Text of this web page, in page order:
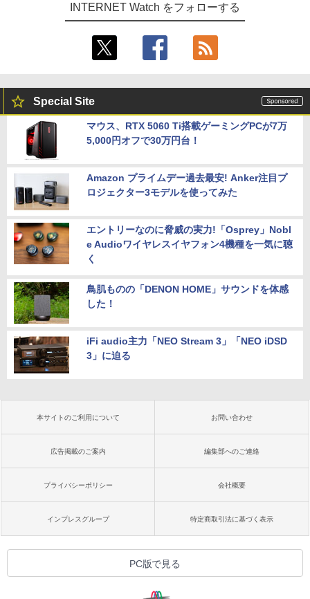
INTERNET Watch をフォローする
Special Site
マウス、RTX 5060 Ti搭載ゲーミングPCが7万
5,000円オフで30万円台！
Amazon プライムデー過去最安! Anker注目プ
ロジェクター3モデルを使ってみた
エントリーなのに脅威の実力!「Osprey」Nobl
e Audioワイヤレスイヤフォン4機種を一気に聴
く
鳥肌ものの「DENON HOME」サウンドを体感
した！
iFi audio主力「NEO Stream 3」「NEO iDSD
3」に迫る
本サイトのご利用について お問い合わせ
広告掲載のご案内 編集部へのご連絡
プライバシーポリシー 会社概要
インプレスグループ 特定商取引法に基づく表示
PC版で見る